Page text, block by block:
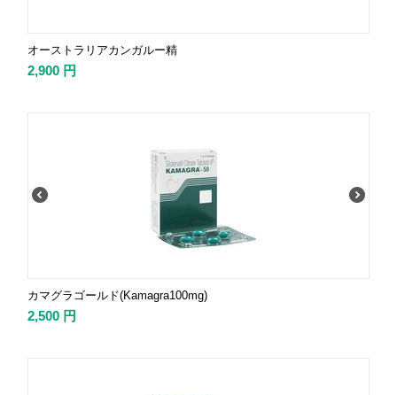
オーストラリアカンガルー精
2,900 円
カマグラゴールド(Kamagra100mg)
2,500 円